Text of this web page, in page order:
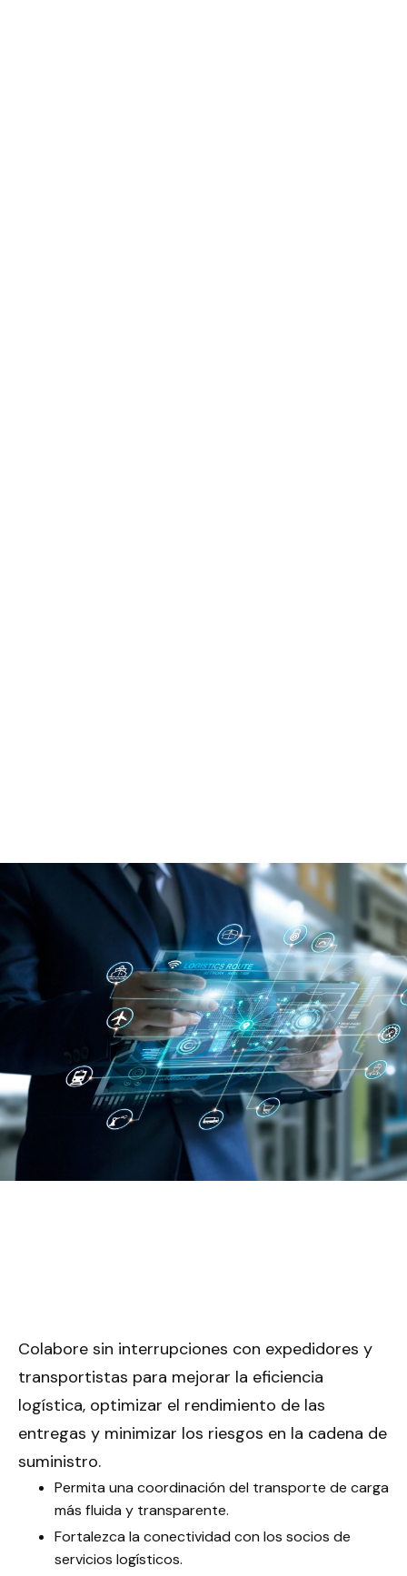
Colabore sin interrupciones con expedidores y
transportistas para mejorar la eficiencia
logística, optimizar el rendimiento de las
entregas y minimizar los riesgos en la cadena de
suministro.
Permita una coordinación del transporte de carga
más fluida y transparente.
Fortalezca la conectividad con los socios de
servicios logísticos.